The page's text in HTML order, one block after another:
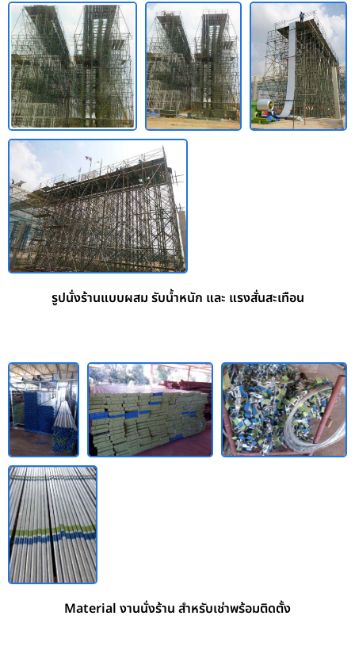
รูปนั่งร้านแบบผสม รับน้ำหนัก และ แรงสั่นสะเทือน
Material งานนั่งร้าน สำหรับเช่าพร้อมติดตั้ง